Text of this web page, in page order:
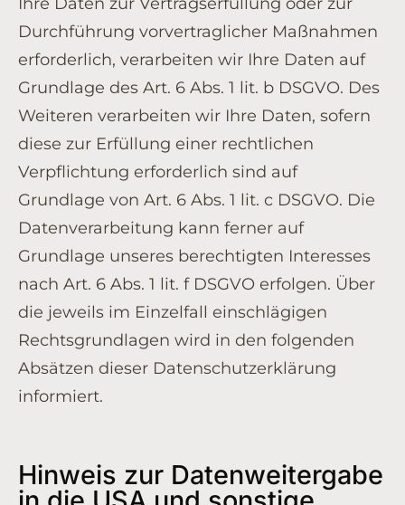
Durchführung vorvertraglicher Maßnahmen
erforderlich, verarbeiten wir Ihre Daten auf
Grundlage des Art. 6 Abs. 1 lit. b DSGVO. Des
Weiteren verarbeiten wir Ihre Daten, sofern
diese zur Erfüllung einer rechtlichen
Verpflichtung erforderlich sind auf
Grundlage von Art. 6 Abs. 1 lit. c DSGVO. Die
Datenverarbeitung kann ferner auf
Grundlage unseres berechtigten Interesses
nach Art. 6 Abs. 1 lit. f DSGVO erfolgen. Über
die jeweils im Einzelfall einschlägigen
Rechtsgrundlagen wird in den folgenden
Absätzen dieser Datenschutzerklärung
informiert.
Hinweis zur Datenweitergabe